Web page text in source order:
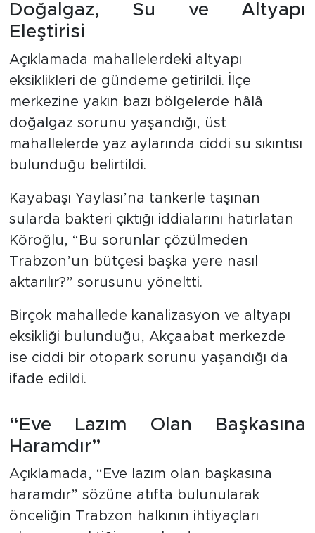
Doğalgaz, Su ve Altyapı
Eleştirisi
Açıklamada mahallelerdeki altyapı
eksiklikleri de gündeme getirildi. İlçe
merkezine yakın bazı bölgelerde hâlâ
doğalgaz sorunu yaşandığı, üst
mahallelerde yaz aylarında ciddi su sıkıntısı
bulunduğu belirtildi.
Kayabaşı Yaylası’na tankerle taşınan
sularda bakteri çıktığı iddialarını hatırlatan
Köroğlu, “Bu sorunlar çözülmeden
Trabzon’un bütçesi başka yere nasıl
aktarılır?” sorusunu yöneltti.
Birçok mahallede kanalizasyon ve altyapı
eksikliği bulunduğu, Akçaabat merkezde
ise ciddi bir otopark sorunu yaşandığı da
ifade edildi.
“Eve Lazım Olan Başkasına
Haramdır”
Açıklamada, “Eve lazım olan başkasına
haramdır” sözüne atıfta bulunularak
önceliğin Trabzon halkının ihtiyaçları